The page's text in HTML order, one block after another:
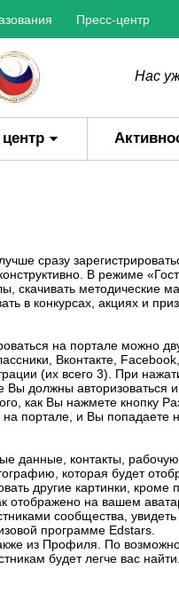
Пресс-центр
Нас
сразу
В режиме
скачивать методические
в конкурсах, акциях и
на портале можно
Вконтакте,
(их всего 3). При
Вы должны авторизоваться
как Вы нажмете кнопку
на портале, и Вы попадаете
данные, контакты, рабочую
которая будет
другие картинки, кроме
отображено на вашем
сообщества,
программе Edstars.
из Профиля. По
будет легче вас найти.